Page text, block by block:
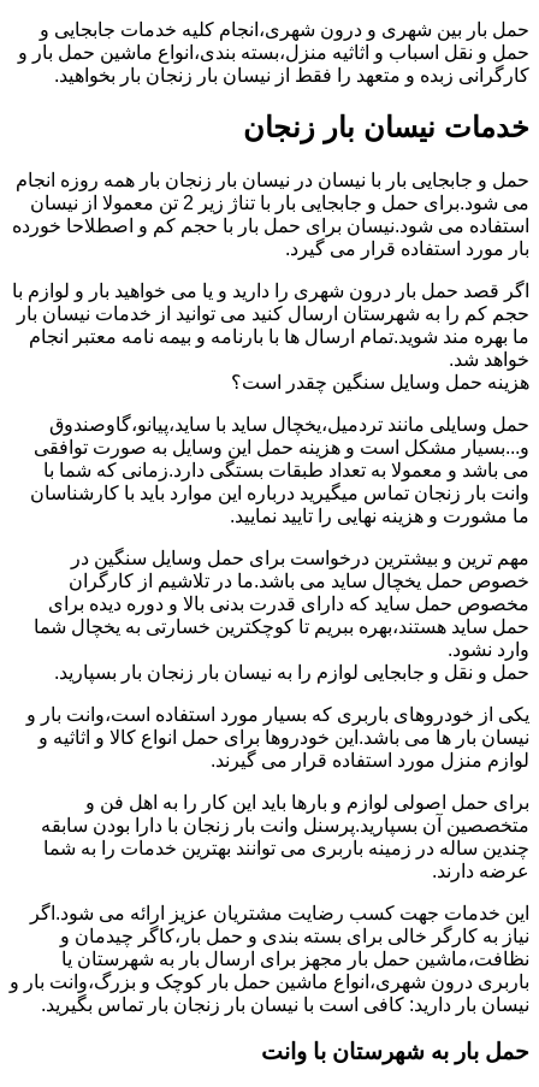
حمل بار بین شهری و درون شهری،انجام کلیه خدمات جابجایی و
حمل و نقل اسباب و اثاثیه منزل،بسته بندی،انواع ماشین حمل بار و
کارگرانی زبده و متعهد را فقط از نیسان بار زنجان بار بخواهید.
خدمات نیسان بار زنجان
حمل و جابجایی بار با نیسان در نیسان بار زنجان بار همه روزه انجام
می شود.برای حمل و جابجایی بار با تناژ زیر 2 تن معمولا از نیسان
استفاده می شود.نیسان برای حمل بار با حجم کم و اصطلاحا خورده
بار مورد استفاده قرار می گیرد.
اگر قصد حمل بار درون شهری را دارید و یا می خواهید بار و لوازم با
حجم کم را به شهرستان ارسال کنید می توانید از خدمات نیسان بار
ما بهره مند شوید.تمام ارسال ها با بارنامه و بیمه نامه معتبر انجام
خواهد شد.
هزینه حمل وسایل سنگین چقدر است؟
حمل وسایلی مانند تردمیل،یخچال ساید با ساید،پیانو،گاوصندوق
و...بسیار مشکل است و هزینه حمل این وسایل به صورت توافقی
می باشد و معمولا به تعداد طبقات بستگی دارد.زمانی که شما با
وانت بار زنجان تماس میگیرید درباره این موارد باید با کارشناسان
ما مشورت و هزینه نهایی را تایید نمایید.
مهم ترین و بیشترین درخواست برای حمل وسایل سنگین در
خصوص حمل یخچال ساید می باشد.ما در تلاشیم از کارگران
مخصوص حمل ساید که دارای قدرت بدنی بالا و دوره دیده برای
حمل ساید هستند،بهره ببریم تا کوچکترین خسارتی به یخچال شما
وارد نشود.
حمل و نقل و جابجایی لوازم را به نیسان بار زنجان بار بسپارید.
یکی از خودروهای باربری که بسیار مورد استفاده است،وانت بار و
نیسان بار ها می باشد.این خودروها برای حمل انواع کالا و اثاثیه و
لوازم منزل مورد استفاده قرار می گیرند.
برای حمل اصولی لوازم و بارها باید این کار را به اهل فن و
متخصصین آن بسپارید.پرسنل وانت بار زنجان با دارا بودن سابقه
چندین ساله در زمینه باربری می توانند بهترین خدمات را به شما
عرضه دارند.
این خدمات جهت کسب رضایت مشتریان عزیز ارائه می شود.اگر
نیاز به کارگر خالی برای بسته بندی و حمل بار،کاگر چیدمان و
نظافت،ماشین حمل بار مجهز برای ارسال بار به شهرستان یا
باربری درون شهری،انواع ماشین حمل بار کوچک و بزرگ،وانت بار و
نیسان بار دارید: کافی است با نیسان بار زنجان بار تماس بگیرید.
حمل بار به شهرستان با وانت